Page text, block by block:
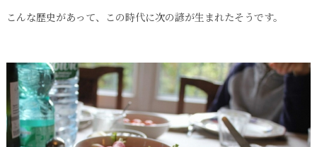
こんな歴史があって、この時代に次の諺が生まれたそうです。